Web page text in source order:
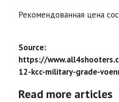
Рекомендованная цена
Source:
https://
12-kcc-military-grade-
Read more articles